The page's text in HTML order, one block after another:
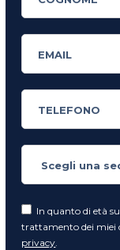
In quanto di età
trattamento dei miei
privacy.